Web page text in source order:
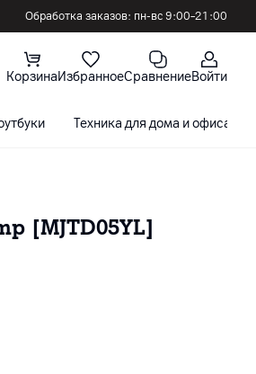
Обработка заказов: пн-вс 9:00–21:00
КорзинаИзбранноеСравнениеВойти
Техника для дома и офиса
[MJTD05YL]